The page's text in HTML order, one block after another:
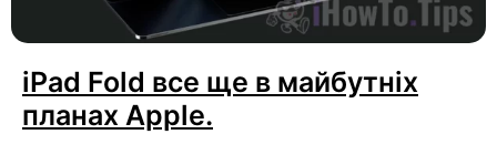
iPad Fold все ще в майбутніх
планах Apple.